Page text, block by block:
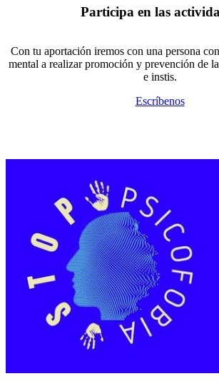
Participa en las
Con tu aportación iremos con una persona
mental a realizar promoción y prevención de
e instis.
Escríbenos